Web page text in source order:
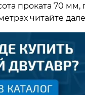
проката 70
читайте